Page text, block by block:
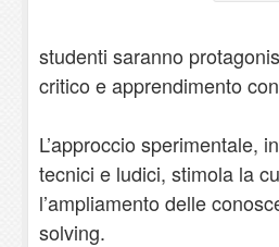
studenti saranno
critico e apprendimento
L’approccio sperimentale,
tecnici e ludici, stimola la
l’ampliamento delle
solving.